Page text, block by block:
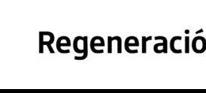
content
POLÍTICA